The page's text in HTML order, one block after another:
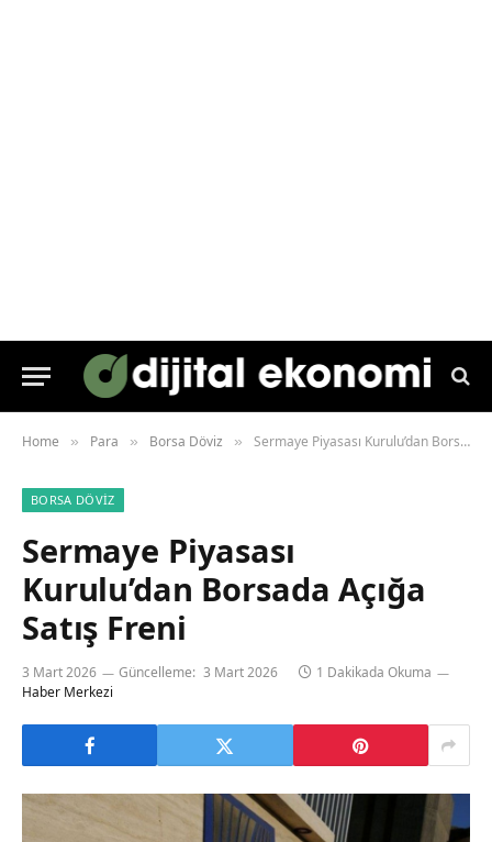
Home » Para » Borsa Döviz » Sermaye Piyasası Kurulu’dan Borsada Açığa Satış Freni
BORSA DÖVIZ
Sermaye Piyasası
Kurulu’dan Borsada Açığa
Satış Freni
3 Mart 2026 Güncelleme: 3 Mart 2026
1 Dakikada Okuma
Haber Merkezi